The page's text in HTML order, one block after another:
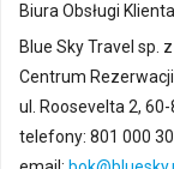
Biura Obsługi
Blue Sky Travel sp.
Centrum Rezerwacji
ul. Roosevelta 2,
telefony: 801 000